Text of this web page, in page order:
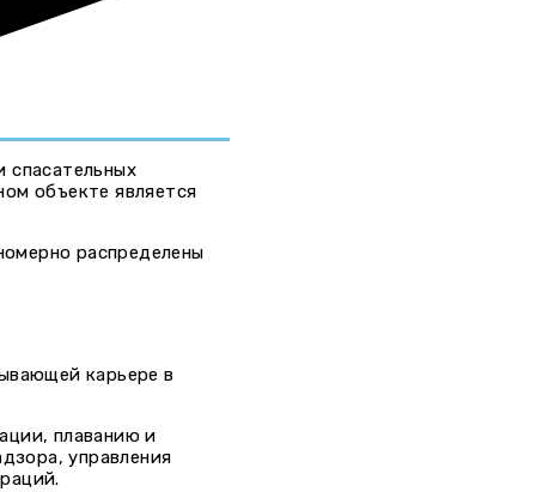
спасательных
объекте является
распределены
карьере в
плаванию и
управления